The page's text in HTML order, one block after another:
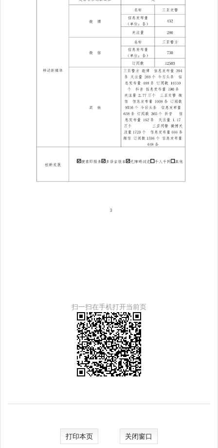
扫一扫在手机打开当前页
打印本页 关闭窗口